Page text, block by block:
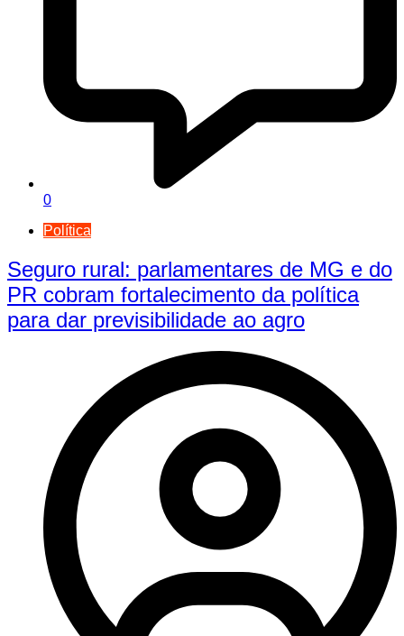
0
Política
Seguro rural: parlamentares de MG e do
PR cobram fortalecimento da política
para dar previsibilidade ao agro